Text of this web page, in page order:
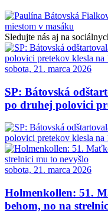
Sledujte nás aj na
sobota, 21. marca 2026
SP: Bátovská
po druhej polovici
sobota, 21. marca 2026
Holmenkollen: 51.
behom, no na